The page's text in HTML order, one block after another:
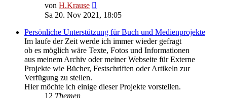
von H.Krause
Beitrag
Sa 20. Nov 2021, 18:05
Persönliche Unterstützung für Buch und Medienprojekte
Im laufe der Zeit werde ich immer wieder gefragt
ob es möglich wäre Texte, Fotos und Informationen
aus meinem Archiv oder meiner Webseite für Externe
Projekte wie Bücher, Festschriften oder Artikeln zur
Verfügung zu stellen.
Hier möchte ich einige dieser Projekte vorstellen.
12 Themen